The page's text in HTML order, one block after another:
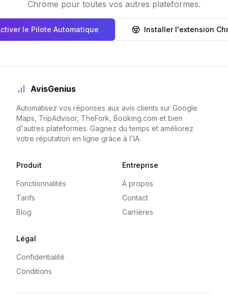
Chrome pour toutes vos autres plateformes.
le Pilote Automatique Installer l'extension
AvisGenius
Automatisez vos réponses aux avis clients sur Google
Maps, TripAdvisor, TheFork, Booking.com et bien
d'autres plateformes. Gagnez du temps et améliorez
votre réputation en ligne grâce à l'IA.
Produit
Fonctionnalités
Tarifs
Blog
Entreprise
À propos
Contact
Carrières
Légal
Confidentialité
Conditions